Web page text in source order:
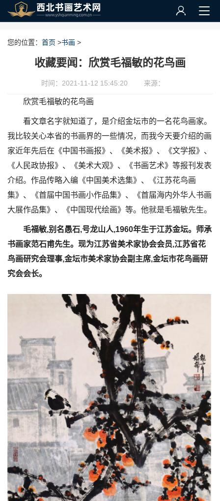
您的位置： 首页 >书画 >
收藏要闻：欣赏毛福敏的花鸟画
时间：2021-11-12 15:45:20 来源：
欣赏毛福敏的花鸟画
看文章名字就知道了，是介绍金坛市的一名花鸟画家。
我比较关心本省的书画界的一些情况，而我今天要介绍的画
家近年先后在《中国书画报》、《美术报》、《文学报》、
《人民政协报》、《美术大观》、《书画艺术》等报刊发表
介绍。作品传略入编《中国美术选集》、《江苏花鸟画
集》、《首届中国书画小作品集》、《首届海内外华人书画
大展作品集》、《中国现代绘画》等。他就是毛福敏先生。
毛福敏,别名愚石,号龙山人,1960年生于江苏金坛。师承
书画家范石甫先生。现为江苏省美术家协会会员,江苏省花
鸟画研究会理事,金坛市美术家协会副主席,金坛市花鸟画研
究会会长。